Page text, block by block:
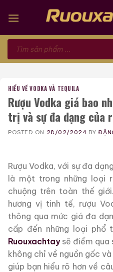
Tìm
kiếm
phẩm
HIỂU VỀ VODKA VÀ TEQUILA
Rượu Vodka giá bao
trị và sự đa dạng của
POSTED ON 28/02/2024 BY
Rượu Vodka, với sự đa
là một trong những loại
chuộng trên toàn thế
hương vị tinh tế, rượu
thông qua mức giá đa
cấp đến những loại phổ
Ruouxachtaysẽ điểm qua
không chỉ về nguồn gốc
giúp bạn hiểu rõ hơn về